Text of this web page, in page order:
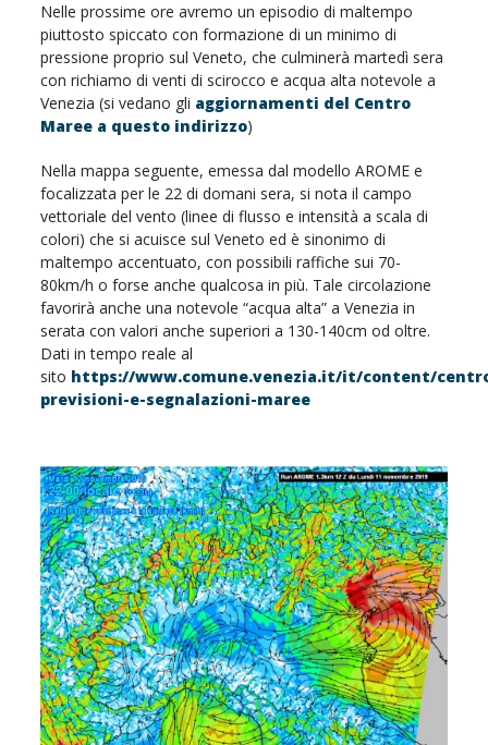
Nelle prossime ore avremo un episodio di maltempo
piuttosto spiccato con formazione di un minimo di
pressione proprio sul Veneto, che culminerà martedì sera
con richiamo di venti di scirocco e acqua alta notevole a
Venezia (si vedano gli aggiornamenti del Centro
Maree a questo indirizzo)
Nella mappa seguente, emessa dal modello AROME e
focalizzata per le 22 di domani sera, si nota il campo
vettoriale del vento (linee di flusso e intensità a scala di
colori) che si acuisce sul Veneto ed è sinonimo di
maltempo accentuato, con possibili raffiche sui 70-
80km/h o forse anche qualcosa in più. Tale circolazione
favorirà anche una notevole “acqua alta” a Venezia in
serata con valori anche superiori a 130-140cm od oltre.
Dati in tempo reale al
sito https://www.comune.venezia.it/it/content/
previsioni-e-segnalazioni-maree